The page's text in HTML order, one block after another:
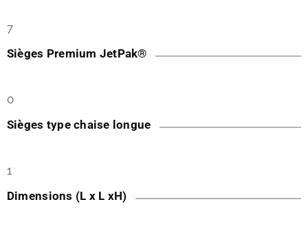
7
Sièges Premium JetPak®
0
Sièges type chaise longue
1
Dimensions (L x L xH)